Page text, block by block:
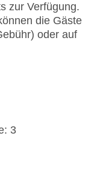
zur Verfügung.
die Gäste
oder auf
3